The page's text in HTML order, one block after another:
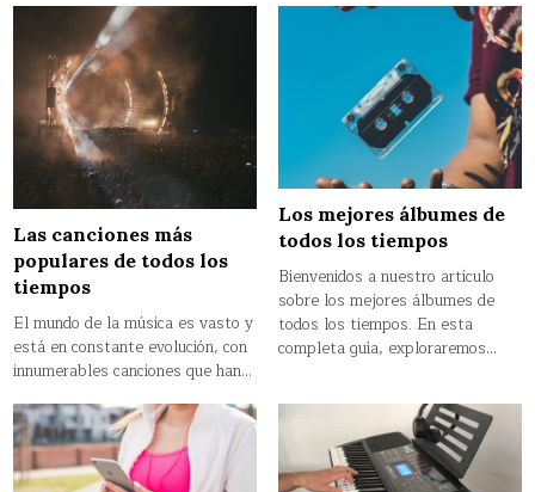
Las canciones más
populares de todos los
tiempos
El mundo de la música es vasto y
está en constante evolución, con
innumerables canciones que han…
Los mejores álbumes de
todos los tiempos
Bienvenidos a nuestro artículo
sobre los mejores álbumes de
todos los tiempos. En esta
completa guía, exploraremos…